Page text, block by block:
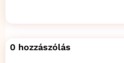
0 hozzászólás